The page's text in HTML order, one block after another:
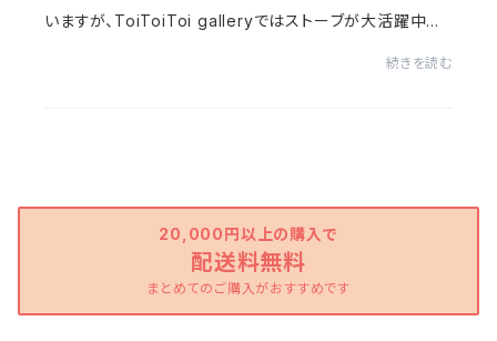
いますが、ToiToiToi galleryではストーブが大活躍中で
続きを読む
20,000円以上の購入で
配送料無料
まとめてのご購入がおすすめです